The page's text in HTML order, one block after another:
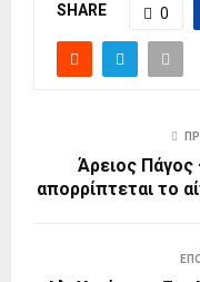
SHARE 0
Άρειος
απορρίπτεται το